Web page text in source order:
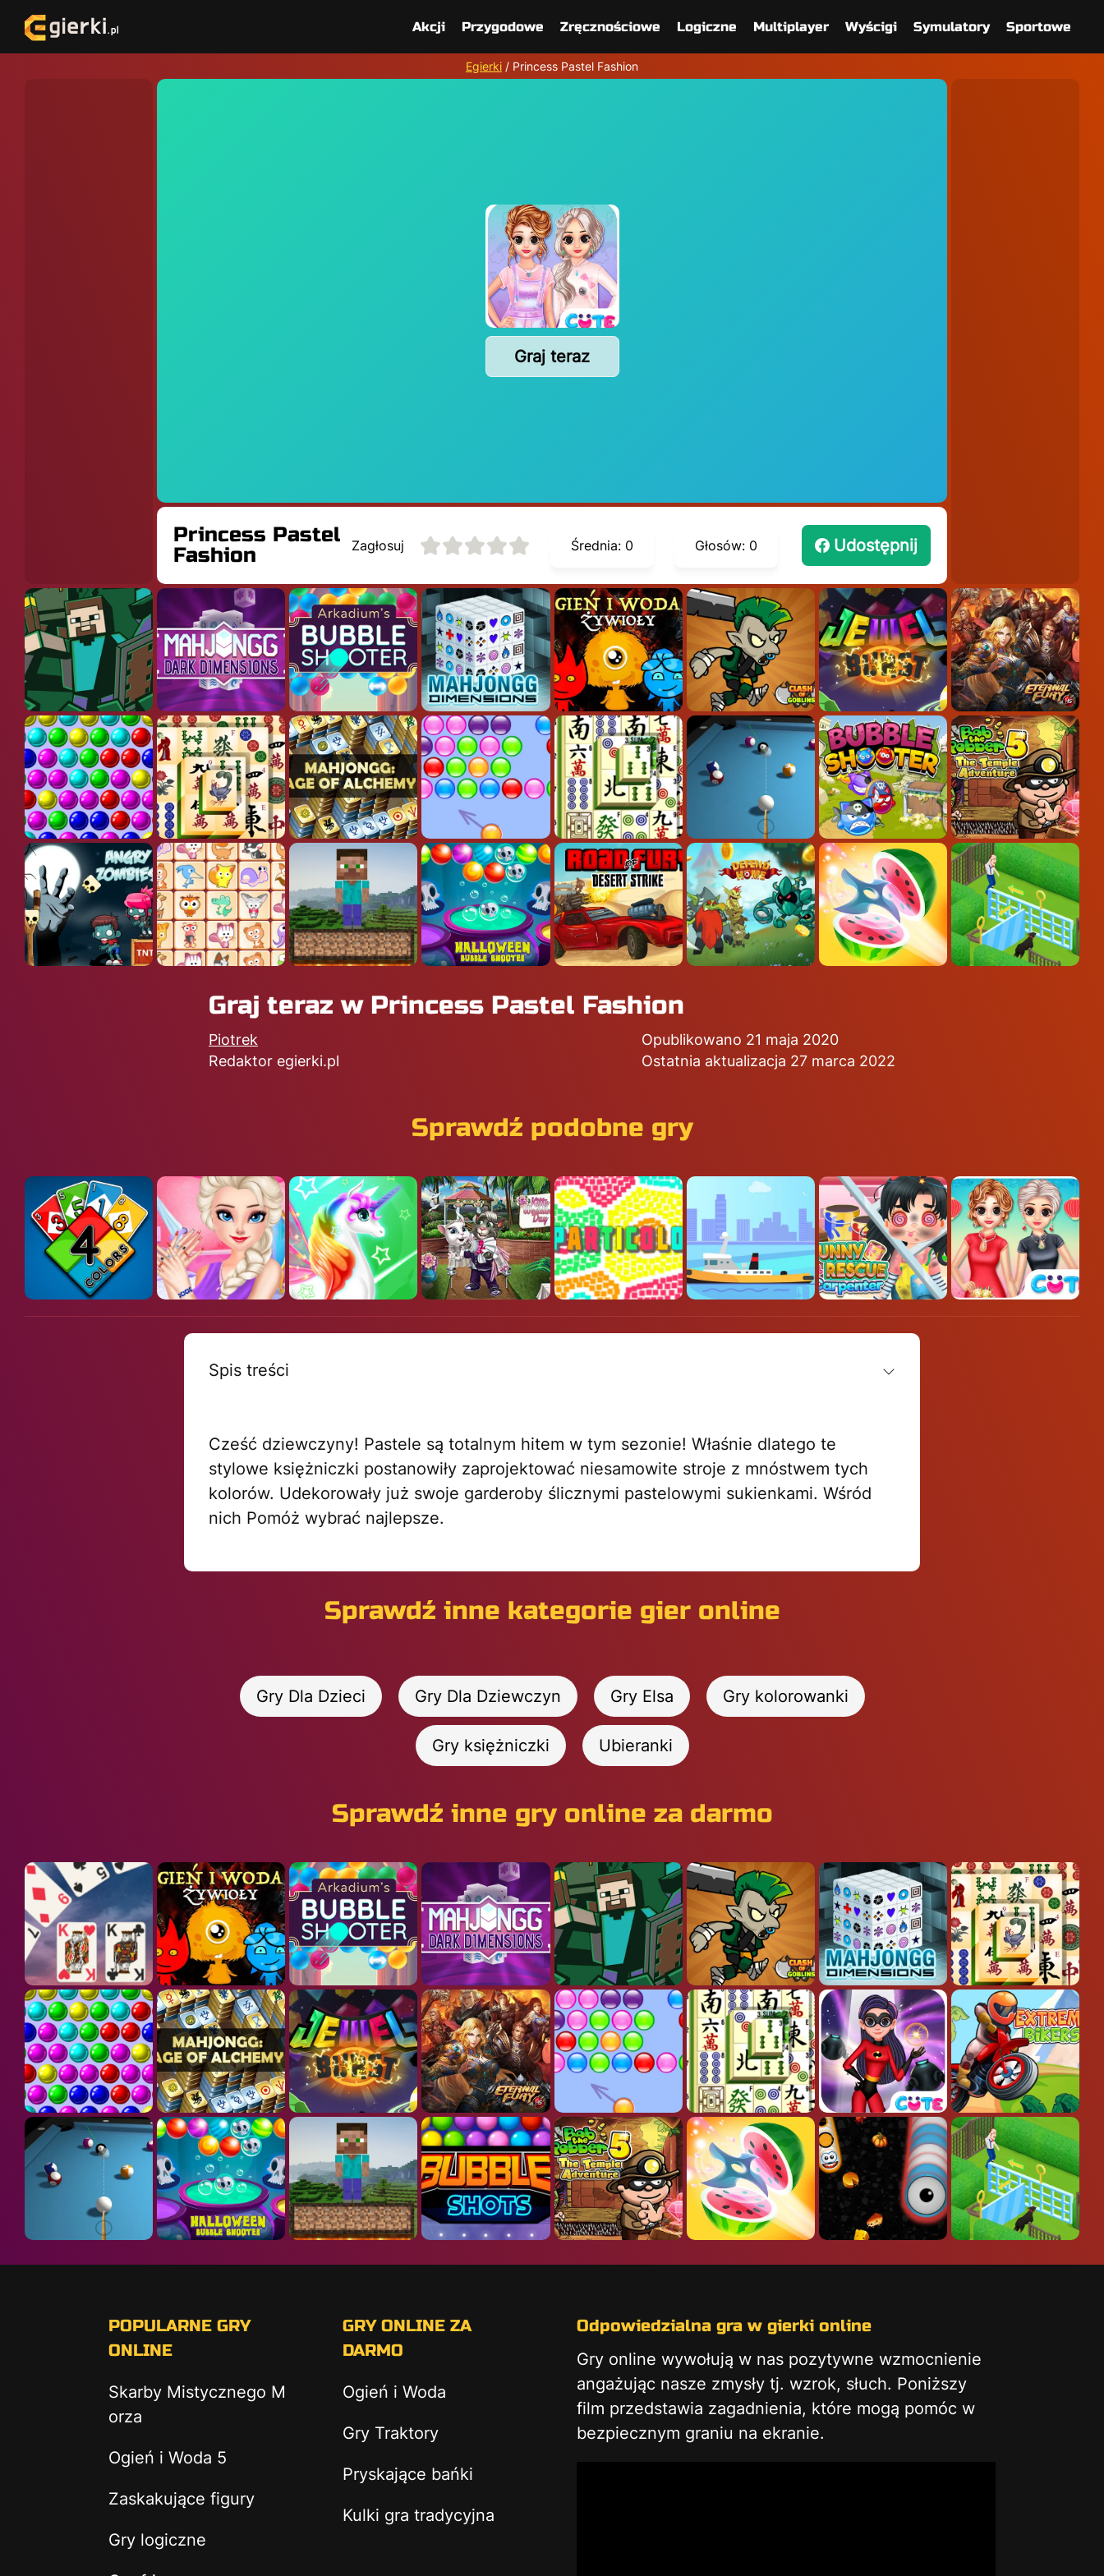
Akcji Przygodowe Zręcznościowe Logiczne Multiplayer Wyścigi Symulatory Sportowe
Egierki / Princess Pastel Fashion
Graj teraz
Princess Pastel
Fashion
Zagłosuj Średnia: 0 Głosów: 0 Udostępnij
Graj teraz w Princess Pastel Fashion
Piotrek
Redaktor egierki.pl
Opublikowano 21 maja 2020
Ostatnia aktualizacja 27 marca 2022
Sprawdź podobne gry
Spis treści
Cześć dziewczyny! Pastele są totalnym hitem w tym sezonie! Właśnie dlatego te
stylowe księżniczki postanowiły zaprojektować niesamowite stroje z mnóstwem tych
kolorów. Udekorowały już swoje garderoby ślicznymi pastelowymi sukienkami. Wśród
nich Pomóż wybrać najlepsze.
Sprawdź inne kategorie gier online
Gry Dla Dzieci Gry Dla Dziewczyn Gry Elsa Gry kolorowanki
Gry księżniczki Ubieranki
Sprawdź inne gry online za darmo
POPULARNE GRY
ONLINE
Skarby Mistycznego M
orza
Ogień i Woda 5
Zaskakujące figury
Gry logiczne
GRY ONLINE ZA
DARMO
Ogień i Woda
Gry Traktory
Pryskające bańki
Kulki gra tradycyjna
Odpowiedzialna gra w gierki online
Gry online wywołują w nas pozytywne wzmocnienie
angażując nasze zmysły tj. wzrok, słuch. Poniższy
film przedstawia zagadnienia, które mogą pomóc w
bezpiecznym graniu na ekranie.